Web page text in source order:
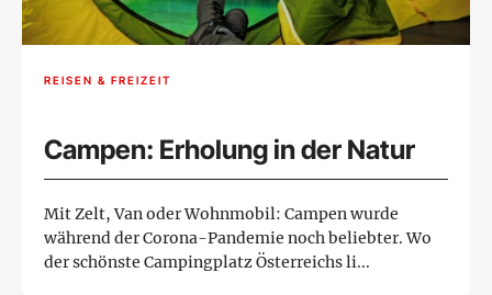
REISEN & FREIZEIT
Campen: Erholung in der Natur
Mit Zelt, Van oder Wohnmobil: Campen wurde
während der Corona-Pandemie noch beliebter. Wo
der schönste Campingplatz Österreichs li...